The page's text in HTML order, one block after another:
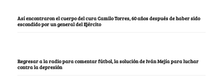
Así encontraron el cuerpo del cura Camilo Torres, 60 años después de haber sido
escondido por un general del Ejército
Regresar a la radio para comentar fútbol, la solución de Iván Mejía para luchar
contra la depresión